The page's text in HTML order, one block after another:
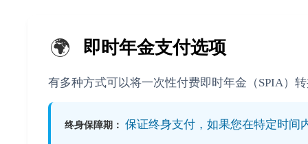
🌍 即时年金支付选项
有多种方式可以将一次性付费即时年金（SPIA）
终身保障期： 保证终身支付，如果您在特定时间